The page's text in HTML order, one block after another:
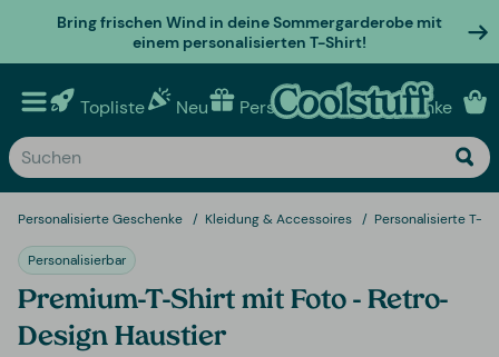
Bring frischen Wind in deine Sommergarderobe mit
einem personalisierten T-Shirt!
Topliste Neu Personalisierte geschenke
Personalisierte Geschenke Kleidung & Accessoires Personalisierte T-
Personalisierbar
Premium-T-Shirt mit Foto - Retro-
Design Haustier